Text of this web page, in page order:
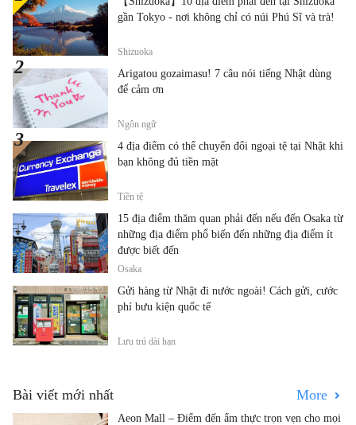
gần Tokyo - nơi không chỉ có núi Phú Sĩ và trà!
Shizuoka
Arigatou gozaimasu! 7 câu nói tiếng Nhật dùng
để cảm ơn
Ngôn ngữ
4 địa điểm có thể chuyển đổi ngoại tệ tại Nhật khi
bạn không đủ tiền mặt
Tiền tệ
15 địa điểm thăm quan phải đến nếu đến Osaka từ
những địa điểm phổ biến đến những địa điểm ít
được biết đến
Osaka
Gửi hàng từ Nhật đi nước ngoài! Cách gửi, cước
phí bưu kiện quốc tế
Lưu trú dài hạn
Bài viết mới nhất More
Aeon Mall – Điểm đến ẩm thực trọn vẹn cho mọi